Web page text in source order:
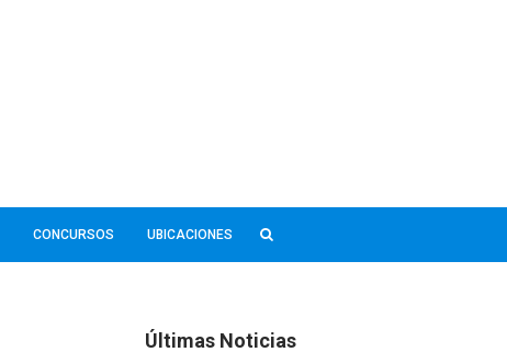
CONCURSOS UBICACIONES
Últimas Noticias